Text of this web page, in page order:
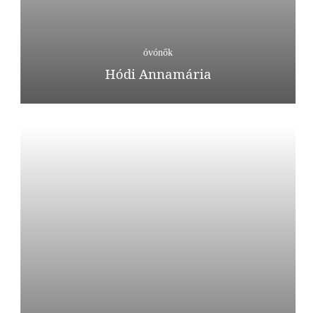
óvónők
Hódi Annamária